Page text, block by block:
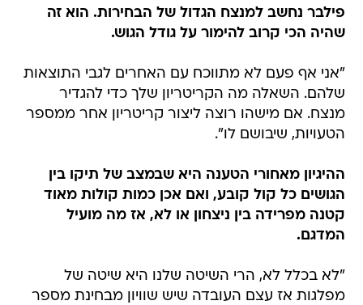
פילבר נחשב למנצח הגדול של הבחירות. הוא זה
שהיה הכי קרוב להימור על גודל הגוש.
"אני אף פעם לא מתווכח עם האחרים לגבי התוצאות
שלהם. השאלה מה הקריטריון שלך כדי להגדיר
מנצח. אם מישהו רוצה ליצור קריטריון אחר ממספר
הטעויות, שיבושם לו".
ההיגיון מאחורי הטענה היא שבמצב של תיקו בין
הגושים כל קול קובע, ואם אכן כמות קולות מאוד
קטנה מפרידה בין ניצחון או לא, אז מה מועיל
המדגם.
"לא בכלל לא, הרי השיטה שלנו היא שיטה של
מפלגות אז עצם העובדה שיש שוויון מבחינת מספר